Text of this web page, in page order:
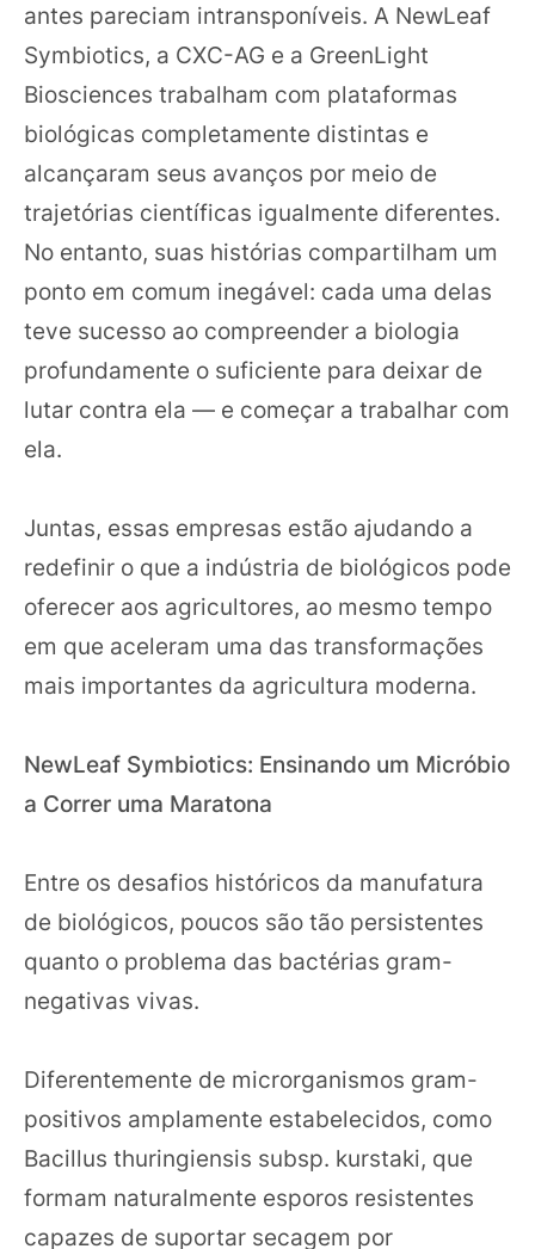
antes pareciam intransponíveis. A NewLeaf
Symbiotics, a CXC-AG e a GreenLight
Biosciences trabalham com plataformas
biológicas completamente distintas e
alcançaram seus avanços por meio de
trajetórias científicas igualmente diferentes.
No entanto, suas histórias compartilham um
ponto em comum inegável: cada uma delas
teve sucesso ao compreender a biologia
profundamente o suficiente para deixar de
lutar contra ela — e começar a trabalhar com
ela.
Juntas, essas empresas estão ajudando a
redefinir o que a indústria de biológicos pode
oferecer aos agricultores, ao mesmo tempo
em que aceleram uma das transformações
mais importantes da agricultura moderna.
NewLeaf Symbiotics: Ensinando um Micróbio
a Correr uma Maratona
Entre os desafios históricos da manufatura
de biológicos, poucos são tão persistentes
quanto o problema das bactérias gram-
negativas vivas.
Diferentemente de microrganismos gram-
positivos amplamente estabelecidos, como
Bacillus thuringiensis subsp. kurstaki, que
formam naturalmente esporos resistentes
capazes de suportar secagem por